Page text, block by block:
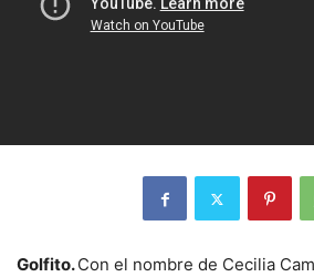
Golfito.Con el nombre de Cecilia